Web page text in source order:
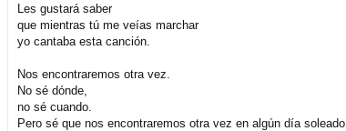
Les gustará saber
que mientras tú me veías marchar
yo cantaba esta canción.
Nos encontraremos otra vez.
No sé dónde,
no sé cuando.
Pero sé que nos encontraremos otra vez en algún día soleado.